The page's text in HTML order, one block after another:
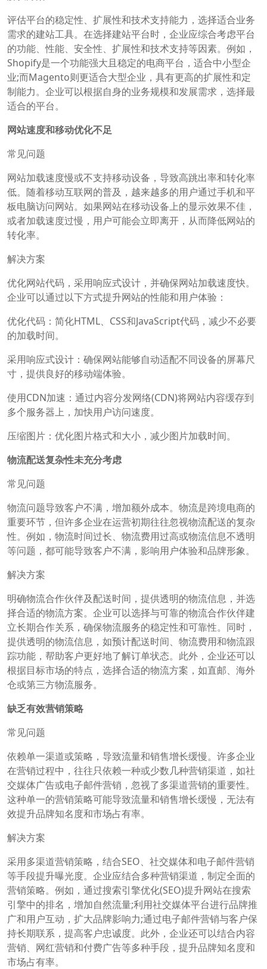
评估平台的稳定性、扩展性和技术支持能力，选择适合业务
需求的建站工具。在选择建站平台时，企业应综合考虑平台
的功能、性能、安全性、扩展性和技术支持等因素。例如，
Shopify是一个功能强大且稳定的电商平台，适合中小型企
业;而Magento则更适合大型企业，具有更高的扩展性和定
制能力。企业可以根据自身的业务规模和发展需求，选择最
适合的平台。
网站速度和移动优化不足
常见问题
网站加载速度慢或不支持移动设备，导致高跳出率和转化率
低。随着移动互联网的普及，越来越多的用户通过手机和平
板电脑访问网站。如果网站在移动设备上的显示效果不佳，
或者加载速度过慢，用户可能会立即离开，从而降低网站的
转化率。
解决方案
优化网站代码，采用响应式设计，并确保网站加载速度快。
企业可以通过以下方式提升网站的性能和用户体验：
优化代码：简化HTML、CSS和JavaScript代码，减少不必要
的加载时间。
采用响应式设计：确保网站能够自动适配不同设备的屏幕尺
寸，提供良好的移动端体验。
使用CDN加速：通过内容分发网络(CDN)将网站内容缓存到
多个服务器上，加快用户访问速度。
压缩图片：优化图片格式和大小，减少图片加载时间。
物流配送复杂性未充分考虑
常见问题
物流问题导致客户不满，增加额外成本。物流是跨境电商的
重要环节，但许多企业在运营初期往往忽视物流配送的复杂
性。例如，物流时间过长、物流费用过高或物流信息不透明
等问题，都可能导致客户不满，影响用户体验和品牌形象。
解决方案
明确物流合作伙伴及配送时间，提供透明的物流信息，并选
择合适的物流方案。企业可以选择与可靠的物流合作伙伴建
立长期合作关系，确保物流服务的稳定性和可靠性。同时，
提供透明的物流信息，如预计配送时间、物流费用和物流跟
踪功能，帮助客户更好地了解订单状态。此外，企业还可以
根据目标市场的特点，选择合适的物流方案，如直邮、海外
仓或第三方物流服务。
缺乏有效营销策略
常见问题
依赖单一渠道或策略，导致流量和销售增长缓慢。许多企业
在营销过程中，往往只依赖一种或少数几种营销渠道，如社
交媒体广告或电子邮件营销，忽视了多渠道营销的重要性。
这种单一的营销策略可能导致流量和销售增长缓慢，无法有
效提升品牌知名度和市场占有率。
解决方案
采用多渠道营销策略，结合SEO、社交媒体和电子邮件营销
等手段提升曝光度。企业应结合多种营销渠道，制定全面的
营销策略。例如，通过搜索引擎优化(SEO)提升网站在搜索
引擎中的排名，增加自然流量;利用社交媒体平台进行品牌推
广和用户互动，扩大品牌影响力;通过电子邮件营销与客户保
持长期联系，提高客户忠诚度。此外，企业还可以结合内容
营销、网红营销和付费广告等多种手段，提升品牌知名度和
市场占有率。